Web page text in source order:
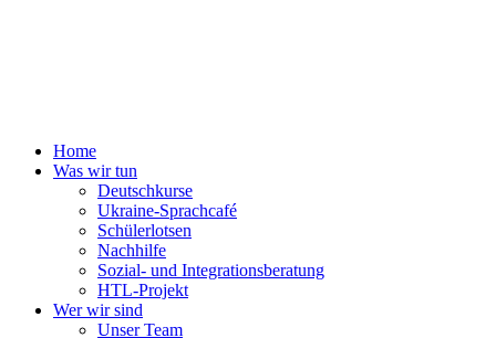
Home
Was wir tun
Deutschkurse
Ukraine-Sprachcafé
Schülerlotsen
Nachhilfe
Sozial- und Integrationsberatung
HTL-Projekt
Wer wir sind
Unser Team